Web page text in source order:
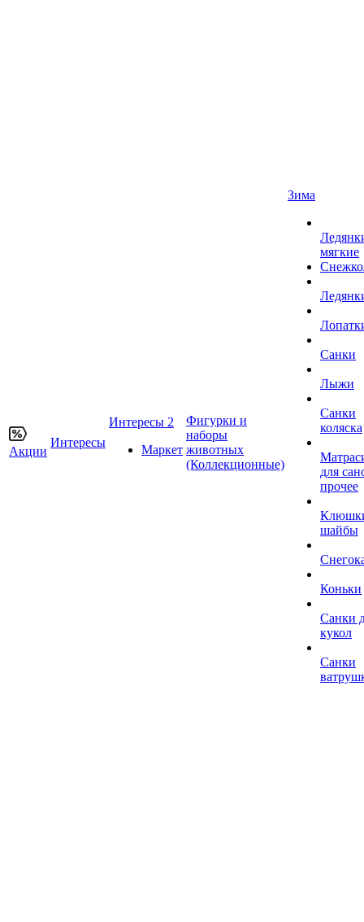
Акции
Интересы
Интересы 2
Маркет
Фигурки и
наборы
животных
(Коллекционные)
Зима
мягкие
Санки
Лыжи
Санки
коляска
для
прочее
шайбы
Коньки
Санки
кукол
Санки